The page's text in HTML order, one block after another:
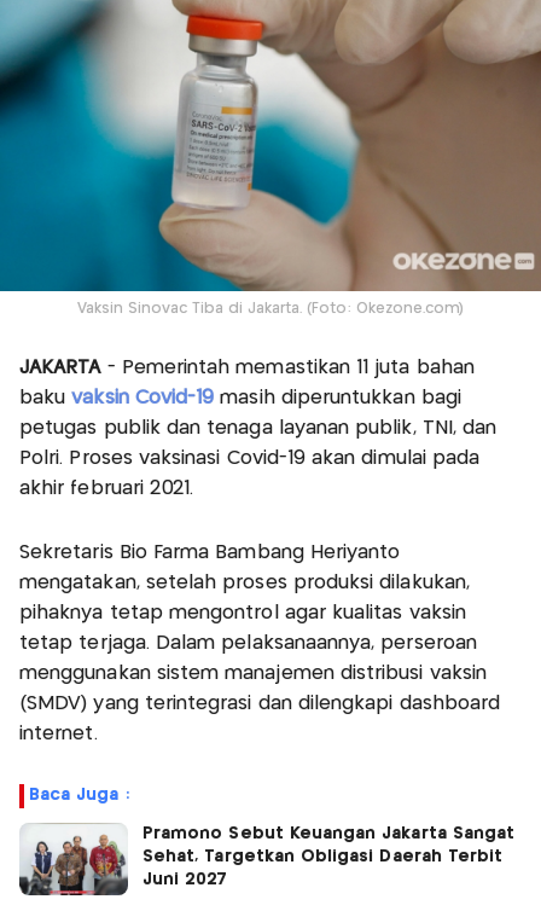
Vaksin Sinovac Tiba di Jakarta. (Foto: Okezone.com)
JAKARTA - Pemerintah memastikan 11 juta bahan
bakuvaksin Covid-19 masih diperuntukkan bagi
petugas publik dan tenaga layanan publik, TNI, dan
Polri. Proses vaksinasi Covid-19 akan dimulai pada
akhir februari 2021.
Sekretaris Bio Farma Bambang Heriyanto
mengatakan, setelah proses produksi dilakukan,
pihaknya tetap mengontrol agar kualitas vaksin
tetap terjaga. Dalam pelaksanaannya, perseroan
menggunakan sistem manajemen distribusi vaksin
(SMDV) yang terintegrasi dan dilengkapi dashboard
internet.
Baca Juga :
Pramono Sebut Keuangan Jakarta Sangat
Sehat, Targetkan Obligasi Daerah Terbit
Juni 2027